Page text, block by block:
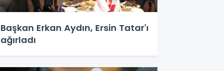
Başkan Erkan Aydın, Ersin Tatar'ı
ağırladı